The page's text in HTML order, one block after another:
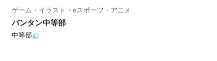
ゲーム・イラスト・eスポーツ・アニメ
バンタン中等部
中等部